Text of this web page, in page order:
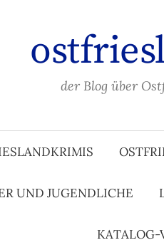
der Blog über
UND JUGENDLICHE
KATALOG-